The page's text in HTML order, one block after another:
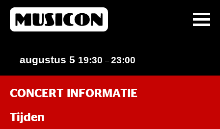
augustus 5 19:30 –23:00
CONCERT INFORMATIE
Tijden